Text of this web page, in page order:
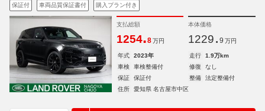
保証付 車両品質保証書付 購入プラン付き
支払総額
1254.8 万円
本体価格
1229. 9 万円
年式 2023年 走行
1.9万km
車検
車検整備付 修復
なし
保証
保証付 整備
法定整備付
住所
愛知県 名古屋市中区